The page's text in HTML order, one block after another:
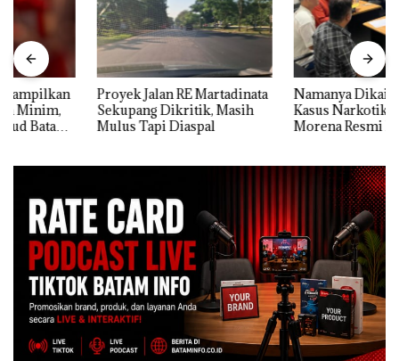
Proyek Jalan RE Martadinata
Sekupang Dikritik, Masih
Mulus Tapi Diaspal
Namanya Dikaitkan Dengan
Kasus Narkotika, Andi
Morena Resmi Lapor ke